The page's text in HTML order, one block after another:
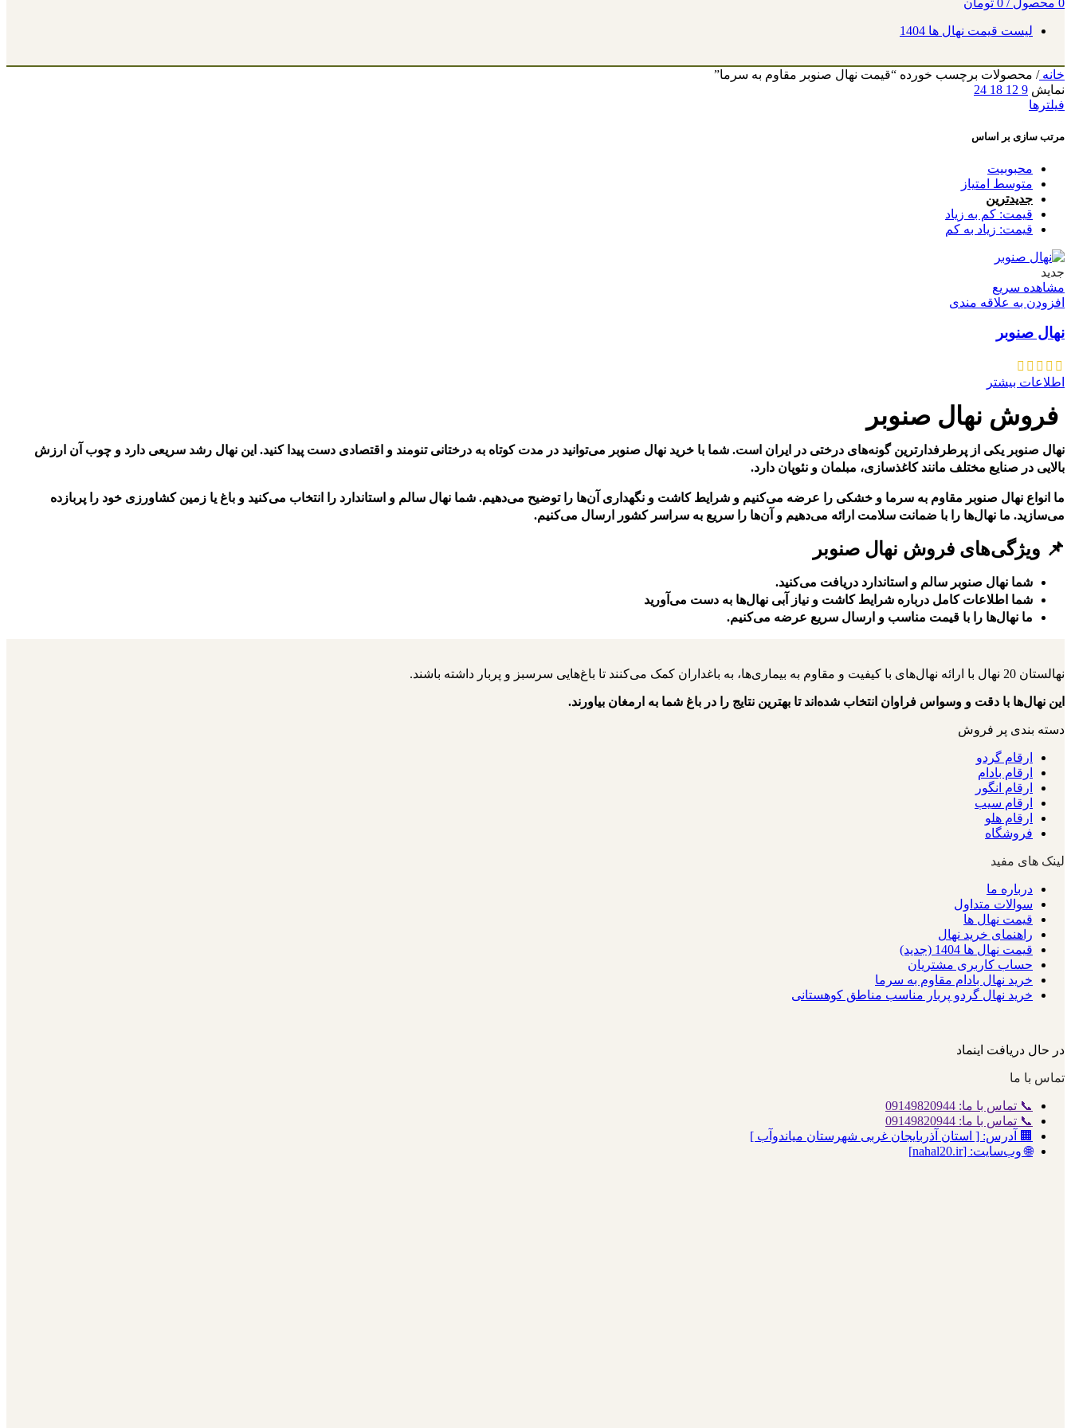
0 محصول /
0 تومان
لیست قیمت نهال ها 1404
خانه/ محصولات برچسب خورده “قیمت نهال صنوبر مقاوم به سرما”
نمایش 9
12
18
24
فیلترها
مرتب سازی بر اساس
محبوبیت
متوسط امتیاز
جدیدترین
قیمت: کم به زیاد
قیمت: زیاد به کم
جدید
مشاهده سریع
افزودن به علاقه مندی
نهال صنوبر
اطلاعات بیشتر
فروش نهال صنوبر
نهال صنوبر یکی از پرطرفدارترین گونه‌های درختی در ایران است. شما با خرید نهال صنوبر می‌توانید در مدت کوتاه به درختانی تنومند و اقتصادی دست پیدا کنید. این نهال رشد سریعی دارد و چوب آن ارزش
بالایی در صنایع مختلف مانند کاغذسازی، مبلمان و نئوپان دارد.
ما انواع نهال صنوبر مقاوم به سرما و خشکی را عرضه می‌کنیم و شرایط کاشت و نگهداری آن‌ها را توضیح می‌دهیم. شما نهال سالم و استاندارد را انتخاب می‌کنید و باغ یا زمین کشاورزی خود را پربازده
می‌سازید. ما نهال‌ها را با ضمانت سلامت ارائه می‌دهیم و آن‌ها را سریع به سراسر کشور ارسال می‌کنیم.
📌 ویژگی‌های فروش نهال صنوبر
شما نهال صنوبر سالم و استاندارد دریافت می‌کنید.
شما اطلاعات کامل درباره شرایط کاشت و نیاز آبی نهال‌ها به دست می‌آورید
ما نهال‌ها را با قیمت مناسب و ارسال سریع عرضه می‌کنیم.
نهالستان 20 نهال با ارائه نهال‌های با کیفیت و مقاوم به بیماری‌ها، به باغداران کمک می‌کنند تا باغ‌هایی سرسبز و پربار داشته باشند.
این نهال‌ها با دقت و وسواس فراوان انتخاب شده‌اند تا بهترین نتایج را در باغ شما به ارمغان بیاورند.
دسته بندی پر فروش
ارقام گردو
ارقام بادام
ارقام انگور
ارقام سیب
ارقام هلو
فروشگاه
لینک های مفید
درباره ما
سوالات متداول
قیمت نهال ها
راهنمای خرید نهال
قیمت نهال ها 1404 (جدید)
حساب کاربری مشتریان
خرید نهال بادام مقاوم به سرما
خرید نهال گردو پربار مناسب مناطق کوهستانی
در حال دریافت اینماد
تماس با ما
📞 تماس با ما: 09149820944
📞 تماس با ما: 09149820944
🏢 آدرس: [ استان آذربایجان غربی شهرستان میاندوآب ]
🌐 وب‌سایت: [nahal20.ir]